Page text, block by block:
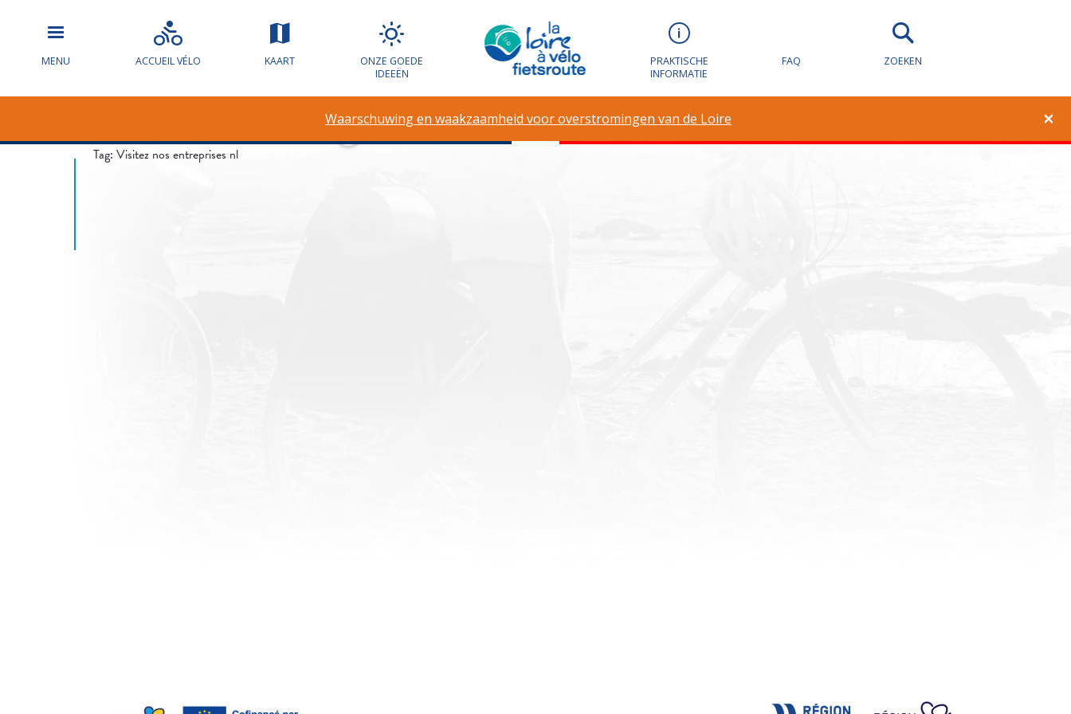
MENU ACCUEIL VÉLO KAART
ONZE GOEDE
IDEEËN
PRAKTISCHE
INFORMATIE
FAQ ZOEKEN
×
Waarschuwing en waakzaamheid voor overstromingen van de Loire
Waarschuwing en waakzaamheid voor
overstromingen van de Loire
Tag: Visitez nos entreprises nl